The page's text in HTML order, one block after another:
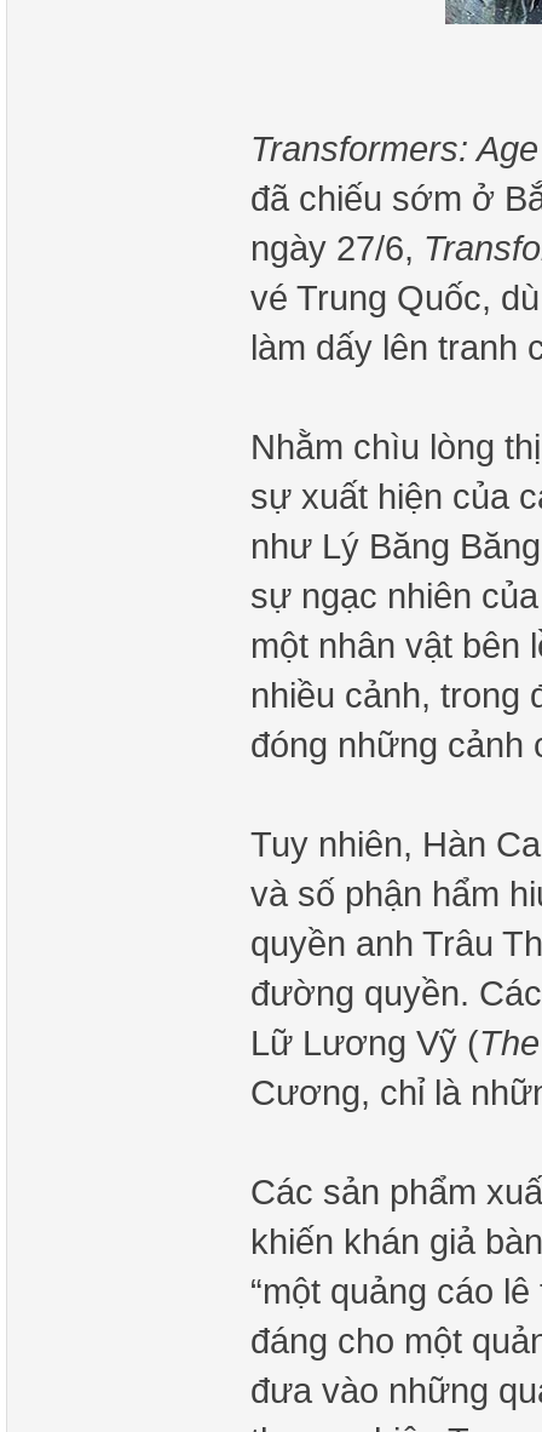
Transformers:
đã chiếu sớm ở
ngày 27/6,
vé Trung Quốc,
làm dấy lên tranh
Nhằm chìu lòng
sự xuất hiện của
như Lý Băng
sự ngạc nhiên
một nhân vật bên
nhiều cảnh, trong
đóng những cảnh
Tuy nhiên, Hàn
và số phận hẩm
quyền anh Trâu
đường quyền.
Lữ Lương Vỹ (
Cương, chỉ là
Các sản phẩm
khiến khán giả
“một quảng cáo
đáng cho một
đưa vào những